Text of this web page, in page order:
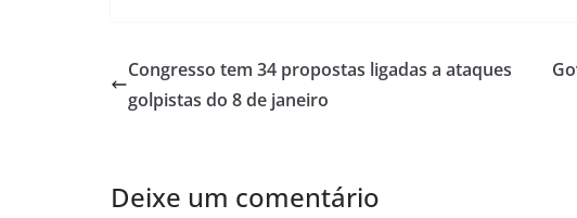
Congresso tem 34 propostas ligadas a ataques
golpistas do 8 de janeiro
Deixe um comentário